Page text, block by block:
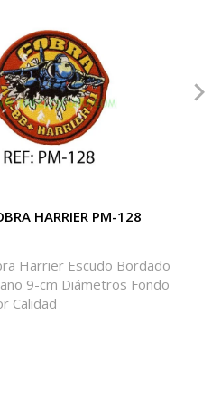
HARRIER PM-128
Harrier Escudo Bordado
9-cm Diámetros Fondo
Calidad